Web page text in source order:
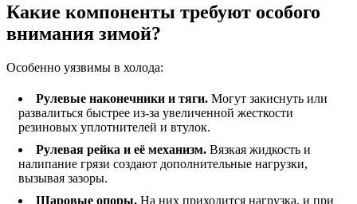
Какие компоненты требуют особого
внимания зимой?
Особенно уязвимы в холода:
Рулевые наконечники и тяги. Могут закиснуть или
развалиться быстрее из-за увеличенной жесткости
резиновых уплотнителей и втулок.
Рулевая рейка и её механизм. Вязкая жидкость и
налипание грязи создают дополнительные нагрузки,
вызывая зазоры.
Шаровые опоры. На них приходится нагрузка, и при